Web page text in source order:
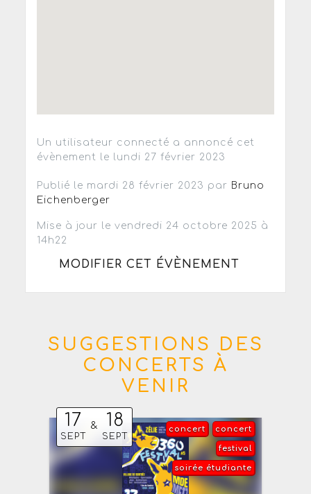
Un utilisateur connecté a annoncé cet
évènement le lundi 27 février 2023
Publié le mardi 28 février 2023 par Bruno
Eichenberger
Mise à jour le vendredi 24 octobre 2025 à
14h22
MODIFIER CET ÉVÈNEMENT
SUGGESTIONS DES
CONCERTS À
VENIR
17
SEPT
& 18
SEPT
concert
concert
festival
soirée étudiante